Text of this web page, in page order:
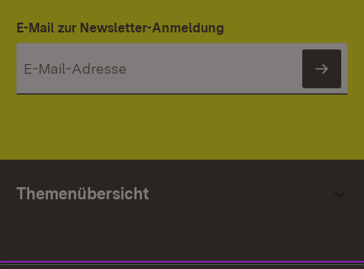
E-Mail zur Newsletter-Anmeldung
Themenübersicht